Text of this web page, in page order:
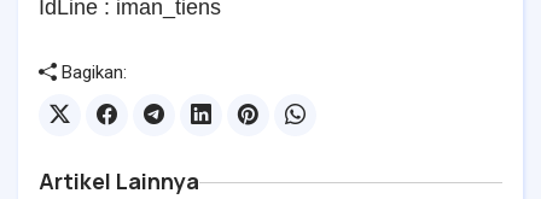
IdLine : iman_tiens
Bagikan:
Artikel Lainnya